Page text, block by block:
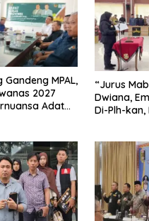
Gandeng MPAL,
2027
Adat
“Jurus
Dwiana,
Di-Plh-